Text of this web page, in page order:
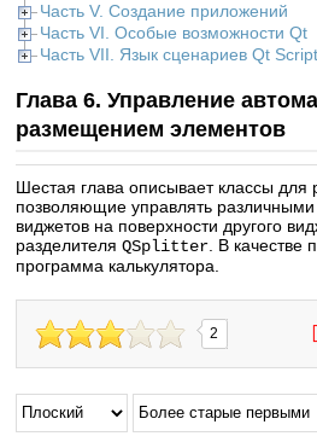
Часть V. Создание приложений
Часть VI. Особые возможности Qt
Часть VII. Язык сценариев Qt Script
Глава 6. Управление
размещением элементов
Шестая глава описывает классы для
позволяющие управлять
виджетов на поверхности другого
разделителяQSplitter . В
программа калькулятора.
2